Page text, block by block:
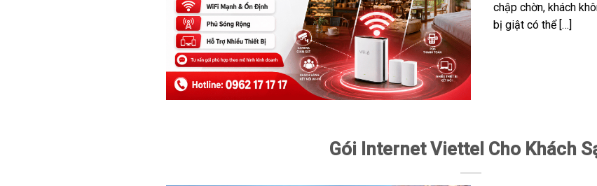
chập chờn, khách
bị giật có thể […]
Gói Internet Viettel Cho Khách